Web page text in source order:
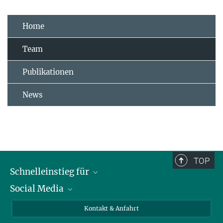
Home
Team
Publikationen
News
TOP
Schnelleinstieg für
Journalist*innen
Social Media
Kontakt & Anfahrt